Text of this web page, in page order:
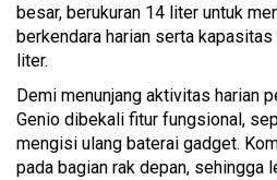
besar, berukuran 14 liter untuk
berkendara harian serta kapasitas
liter.
Demi menunjang aktivitas harian
Genio dibekali fitur fungsional,
mengisi ulang baterai gadget.
pada bagian rak depan, sehingga